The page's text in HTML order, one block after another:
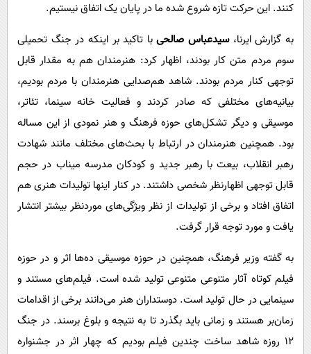
بین الملل
اجتماعی
سیاست خارجی
کنند. این حرکت تازه شروع شده ما در پایان یک اتفاق نیستیم.
به گزارش ایرنا،سیدعباس صالحیبا تاکید بر اینکه در جنگ تحمیلی
سوم مردم متن کار بودند، اظهار کرد: هنرمندان هم به مقدار قابل
توجهی کنار مردم بودند. شاهد هم‌صدایی هنرمندان با مردم بودیم،
بیانیه‌های مختلفی که صادر کردند و فعالیت خانه سینما، تئاتر،
موسیقی و دیگر تشکل‌های حوزه فرهنگ و هنر نمودی از این مساله
بود. همچنین هنرمندان در ارتباط با بحث‌های مختلف مانند شهادت
رهبر انقلاب، بیعت با رهبر جدید و کودکان مدرسه میناب در حجم
قابل توجهی اظهارنظر شخصی داشتند. در کنار اینها تولیدات هنری هم
اتفاق افتاد و برخی از تولیدات از نظر ویژگی‌های موردنظر بیشتر انتشار
یافت و مورد توجه قرار گرفت.
به گفته وزیر فرهنگ، همچنین در حوزه موسیقی ده‌ها اثر و در حوزه
فیلم کوتاه آثار متنوعی متنوعی تولید شده است. فیلم‌های مستند و
سینمایی در حال تولید است. دوستداران هنر می‌دانند برخی از اقدامات
زمان‌بر هستند و زمانی باید بگذرد تا به نتیجه و بلوغ برسند. در جنگ
۱۲ روزه شاهد ساخت چندین فیلم بودیم که چهار اثر در جشنواره